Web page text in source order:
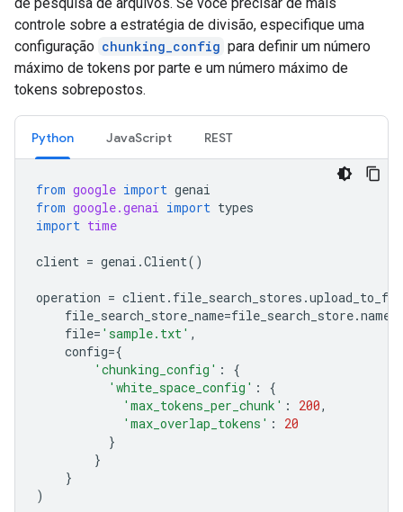
controle sobre a estratégia de divisão, especifique uma
configuração chunking_config para definir um número
máximo de tokens por parte e um número máximo de
tokens sobrepostos.
Python JavaScript REST
from google import genai
from google.genai import types
import time
client = genai .Client()
operation = client. file_search_stores .
file_search_store_name=file_search_store.name
file= 'sample.txt' ,
config={
'chunking_config' :
{
'white_space_config' :
{
'max_tokens_per_chunk' : 200,
'max_overlap_tokens' :
20
}
}
}
)